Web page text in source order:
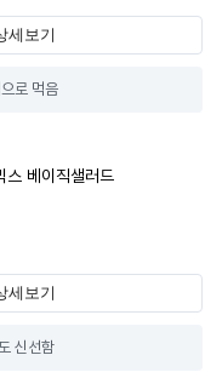
세보기
로 먹음
스 베이직샐러드
세보기
신선함